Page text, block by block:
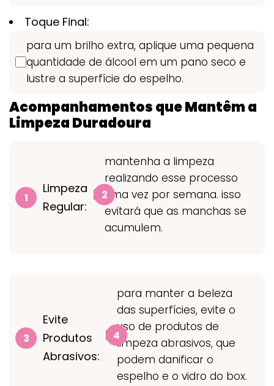
Toque Final:
para um brilho extra, aplique uma pequena
quantidade de álcool em um pano seco e
lustre a superfície do espelho.
Acompanhamentos que Mantêm a
Limpeza Duradoura
Limpeza
Regular:
mantenha a limpeza
realizando esse processo
uma vez por semana. isso
evitará que as manchas se
acumulem.
Evite
Produtos
Abrasivos:
para manter a beleza
das superfícies, evite o
uso de produtos de
limpeza abrasivos, que
podem danificar o
espelho e o vidro do box.